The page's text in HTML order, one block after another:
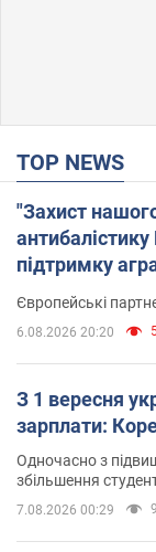
TOP NEWS
"Захист
антибалістику
підтримку
Європейські
6.08.2026 20:20
З 1 вересня
зарплати:
Одночасно з
збільшення
7.08.2026 00:29